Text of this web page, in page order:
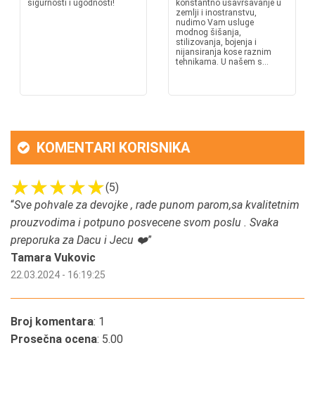
sigurnosti i ugodnosti!
konstantno usavršavanje u
zemlji i inostranstvu,
nudimo Vam usluge
modnog šišanja,
stilizovanja, bojenja i
nijansiranja kose raznim
tehnikama. U našem s...
KOMENTARI KORISNIKA
(5)
“Sve pohvale za devojke , rade punom parom,sa kvalitetnim
prouzvodima i potpuno posvecene svom poslu . Svaka
preporuka za Dacu i Jecu ❤️”
Tamara Vukovic
22.03.2024 - 16:19:25
Broj komentara: 1
Prosečna ocena: 5.00